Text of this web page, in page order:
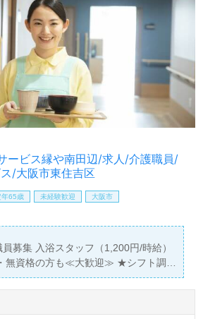
ービス縁や南田辺/求人/介護職員/
/大阪市東住吉区
年65歳 未経験歓迎 大阪市
募集 入浴スタッフ（1,200円/時給）
無資格の方も≪大歓迎≫ ★シフト調
無理なく勤務できる環境をご提案し